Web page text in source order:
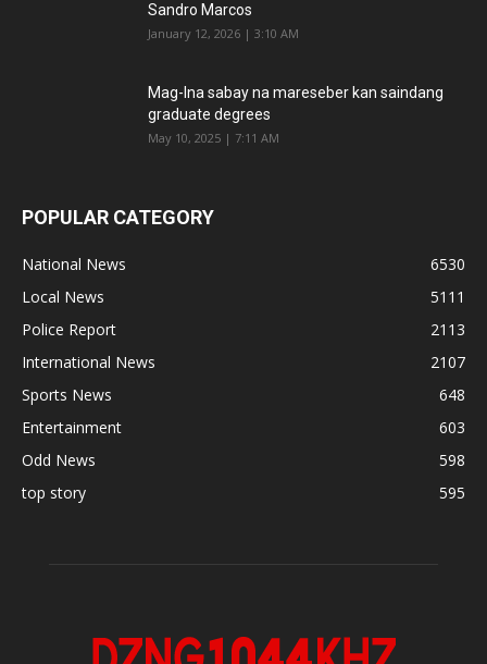
Sandro Marcos
January 12, 2026 | 3:10 AM
Mag-Ina sabay na mareseber kan saindang
graduate degrees
May 10, 2025 | 7:11 AM
POPULAR CATEGORY
National News
6530
Local News
5111
Police Report
2113
International News
2107
Sports News
648
Entertainment
603
Odd News
598
top story
595